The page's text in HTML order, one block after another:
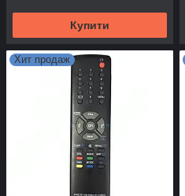
Купити
Хит продаж